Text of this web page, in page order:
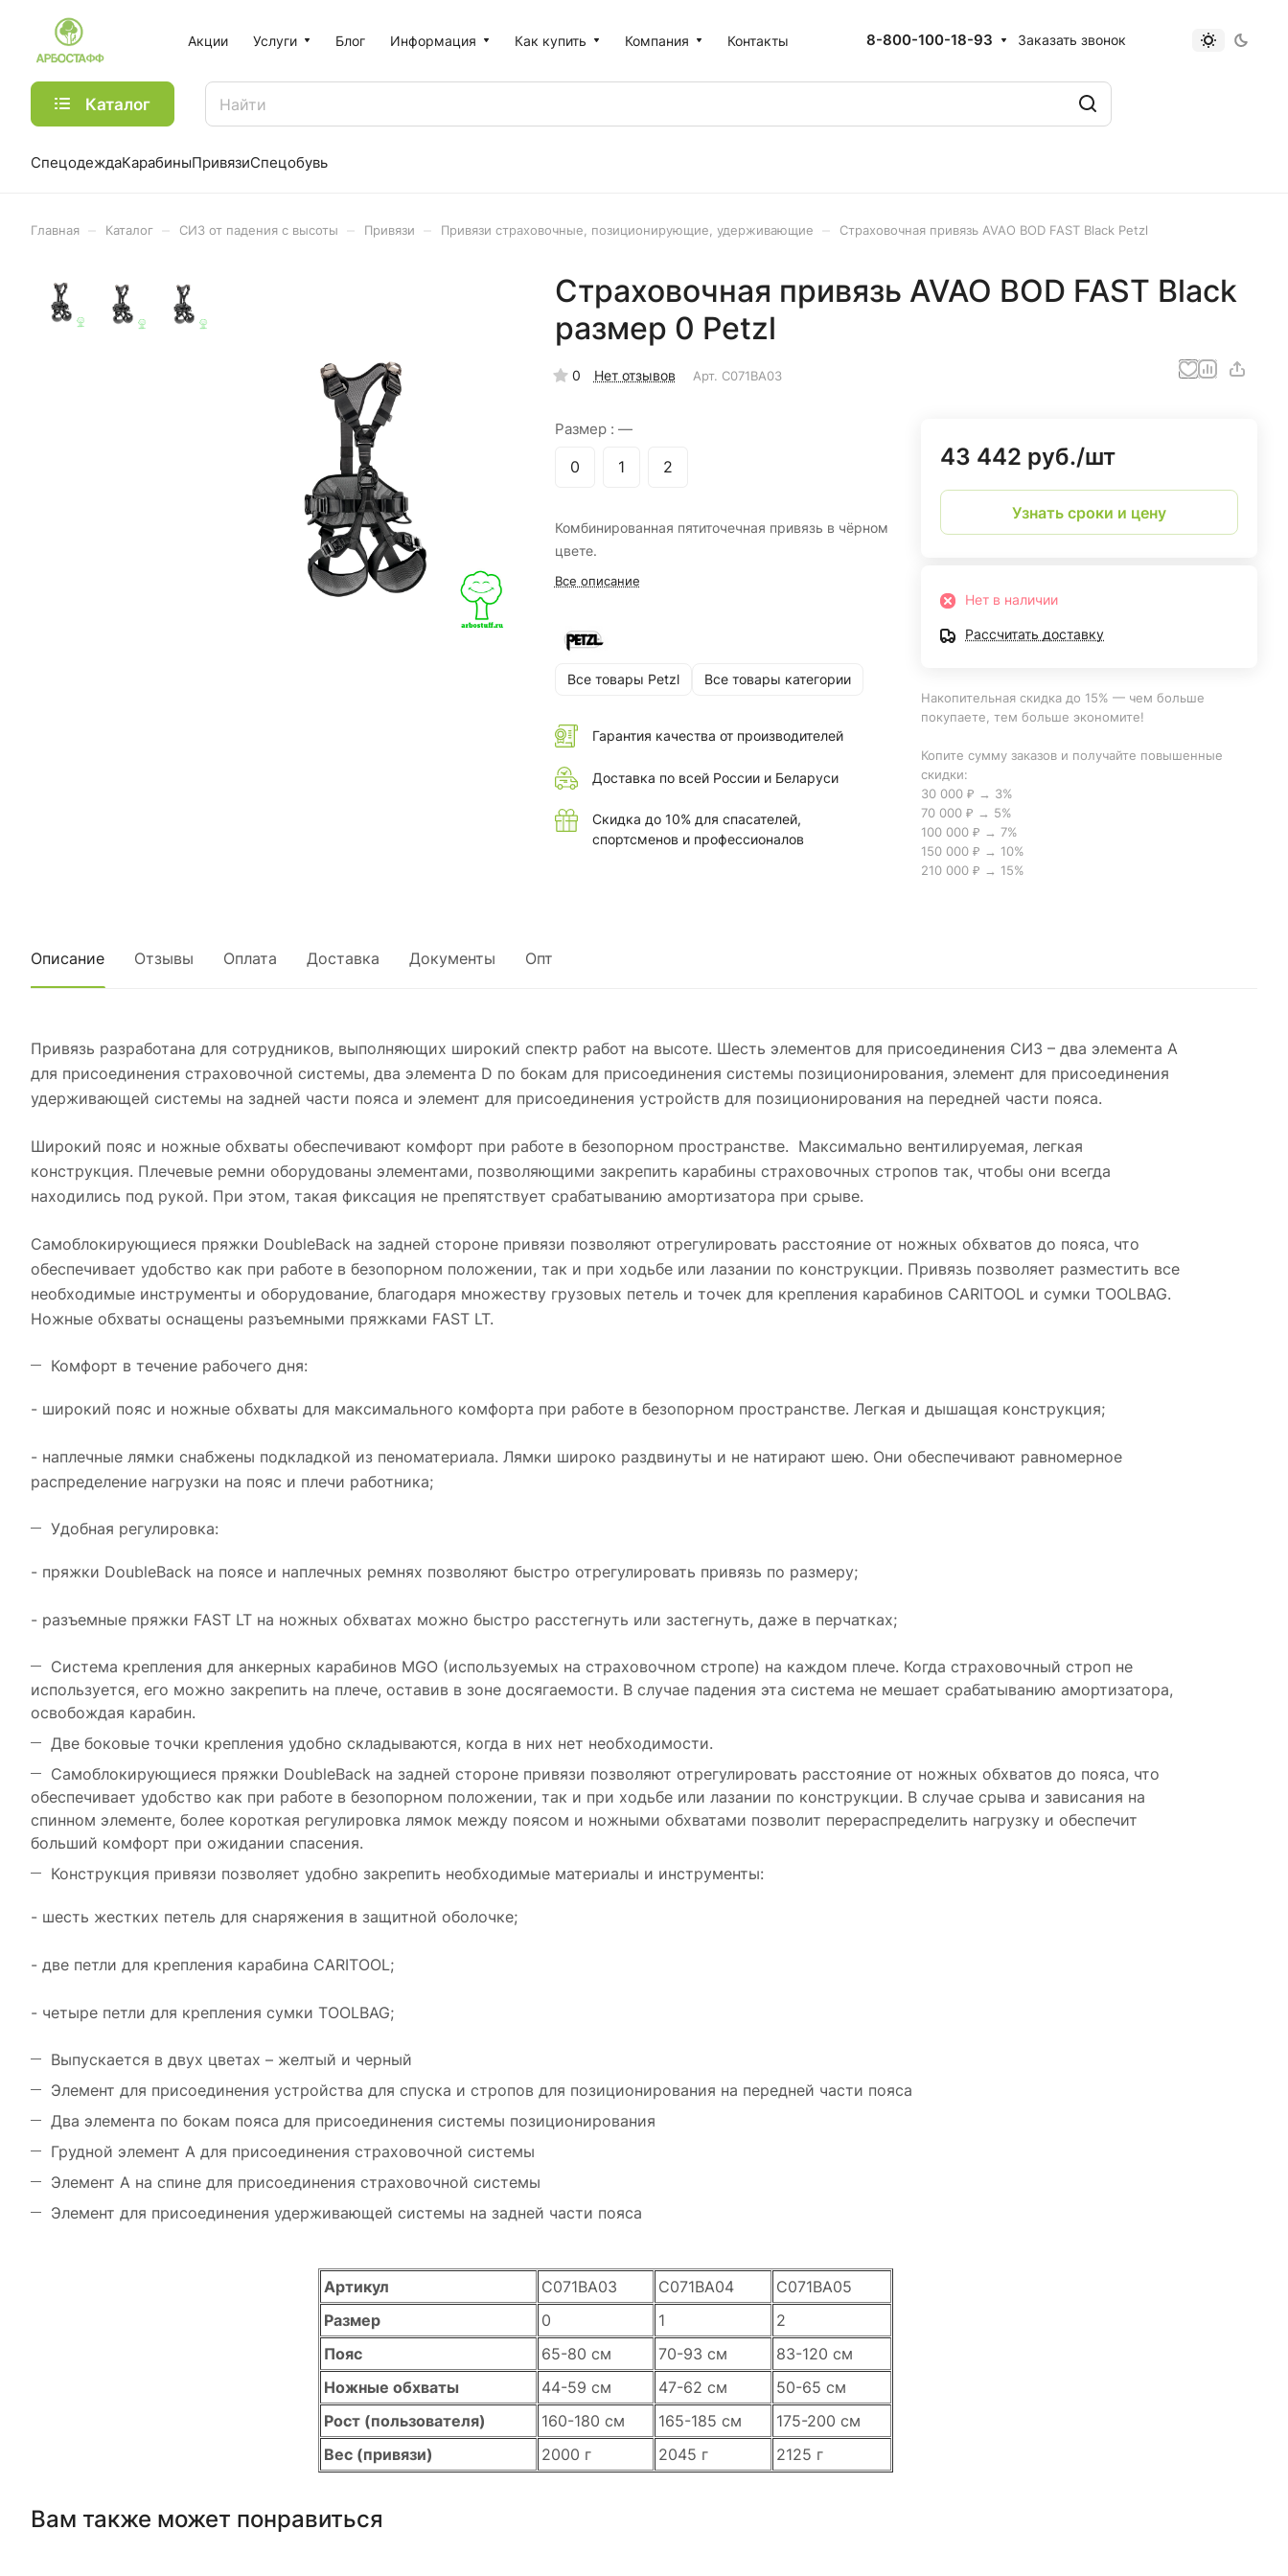
Акции Услуги Блог Информация Как купить Компания Контакты 8-800-100-18-93 Заказать звонок
Каталог
СпецодеждаКарабиныПривязиСпецобувь
Главная Каталог СИЗ от падения с высоты Привязи Привязи страховочные, позиционирующие, удерживающие Страховочная привязь AVAO BOD FAST Black Petzl
Страховочная привязь AVAO BOD FAST Black
размер 0 Petzl
0 Нет отзывов Арт. C071BA03
Размер : —
0 1 2
Комбинированная пятиточечная привязь в чёрном
цвете.
Все описание
Все товары Petzl Все товары категории
Гарантия качества от производителей
Доставка по всей России и Беларуси
Скидка до 10% для спасателей,
спортсменов и профессионалов
43 442 руб./шт
Узнать сроки и цену
Нет в наличии
Рассчитать доставку
Накопительная скидка до 15% — чем больше
покупаете, тем больше экономите!
Копите сумму заказов и получайте повышенные
скидки:
30 000 ₽ → 3%
70 000 ₽ → 5%
100 000 ₽ → 7%
150 000 ₽ → 10%
210 000 ₽ → 15%
Описание Отзывы Оплата Доставка Документы Опт
Привязь разработана для сотрудников, выполняющих широкий спектр работ на высоте. Шесть элементов для присоединения СИЗ – два элемента А
для присоединения страховочной системы, два элемента D по бокам для присоединения системы позиционирования, элемент для присоединения
удерживающей системы на задней части пояса и элемент для присоединения устройств для позиционирования на передней части пояса.
Широкий пояс и ножные обхваты обеспечивают комфорт при работе в безопорном пространстве. Максимально вентилируемая, легкая
конструкция. Плечевые ремни оборудованы элементами, позволяющими закрепить карабины страховочных стропов так, чтобы они всегда
находились под рукой. При этом, такая фиксация не препятствует срабатыванию амортизатора при срыве.
Самоблокирующиеся пряжки DoubleBack на задней стороне привязи позволяют отрегулировать расстояние от ножных обхватов до пояса, что
обеспечивает удобство как при работе в безопорном положении, так и при ходьбе или лазании по конструкции. Привязь позволяет разместить все
необходимые инструменты и оборудование, благодаря множеству грузовых петель и точек для крепления карабинов CARITOOL и сумки TOOLBAG.
Ножные обхваты оснащены разъемными пряжками FAST LT.
Комфорт в течение рабочего дня:
- широкий пояс и ножные обхваты для максимального комфорта при работе в безопорном пространстве. Легкая и дышащая конструкция;
- наплечные лямки снабжены подкладкой из пеноматериала. Лямки широко раздвинуты и не натирают шею. Они обеспечивают равномерное
распределение нагрузки на пояс и плечи работника;
Удобная регулировка:
- пряжки DoubleBack на поясе и наплечных ремнях позволяют быстро отрегулировать привязь по размеру;
- разъемные пряжки FAST LT на ножных обхватах можно быстро расстегнуть или застегнуть, даже в перчатках;
Система крепления для анкерных карабинов MGO (используемых на страховочном стропе) на каждом плече. Когда страховочный строп не
используется, его можно закрепить на плече, оставив в зоне досягаемости. В случае падения эта система не мешает срабатыванию амортизатора,
освобождая карабин.
Две боковые точки крепления удобно складываются, когда в них нет необходимости.
Самоблокирующиеся пряжки DoubleBack на задней стороне привязи позволяют отрегулировать расстояние от ножных обхватов до пояса, что
обеспечивает удобство как при работе в безопорном положении, так и при ходьбе или лазании по конструкции. В случае срыва и зависания на
спинном элементе, более короткая регулировка лямок между поясом и ножными обхватами позволит перераспределить нагрузку и обеспечит
больший комфорт при ожидании спасения.
Конструкция привязи позволяет удобно закрепить необходимые материалы и инструменты:
- шесть жестких петель для снаряжения в защитной оболочке;
- две петли для крепления карабина CARITOOL;
- четыре петли для крепления сумки TOOLBAG;
Выпускается в двух цветах – желтый и черный
Элемент для присоединения устройства для спуска и стропов для позиционирования на передней части пояса
Два элемента по бокам пояса для присоединения системы позиционирования
Грудной элемент А для присоединения страховочной системы
Элемент А на спине для присоединения страховочной системы
Элемент для присоединения удерживающей системы на задней части пояса
Артикул C071BA03 C071BA04
C071BA05
Размер
0 1
2
Пояс
65-80 см 70-93 см
83-120 см
Ножные обхваты
44-59 см 47-62 см
50-65 см
Рост (пользователя)
160-180 см 165-185 см
175-200 см
Вес (привязи)
2000 г 2045 г 2125 г
Вам также может понравиться